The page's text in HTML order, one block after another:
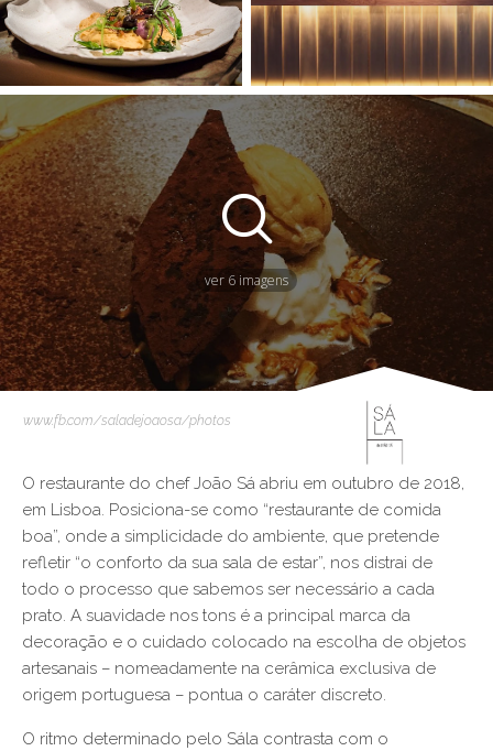
ver 6 imagens
www.fb.com/saladejoaosa/photos
O restaurante do chef João Sá abriu em outubro de 2018,
em Lisboa. Posiciona-se como “restaurante de comida
boa”, onde a simplicidade do ambiente, que pretende
refletir “o conforto da sua sala de estar”, nos distrai de
todo o processo que sabemos ser necessário a cada
prato. A suavidade nos tons é a principal marca da
decoração e o cuidado colocado na escolha de objetos
artesanais – nomeadamente na cerâmica exclusiva de
origem portuguesa – pontua o caráter discreto.
O ritmo determinado pelo Sála contrasta com o